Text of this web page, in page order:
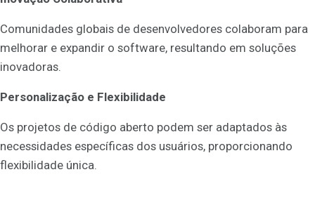
Comunidades globais de desenvolvedores colaboram para
melhorar e expandir o software, resultando em soluções
inovadoras.
Personalização e Flexibilidade
Os projetos de código aberto podem ser adaptados às
necessidades específicas dos usuários, proporcionando
flexibilidade única.